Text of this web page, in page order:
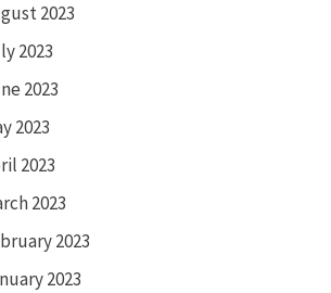
2023
2023
2023
2023
2023
2023
2023
2023